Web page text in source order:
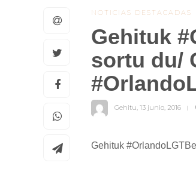
NOTICIAS DESTACADAS
Gehituk
sortu du/
Gehitu, 13 junio, 2016
Gehituk